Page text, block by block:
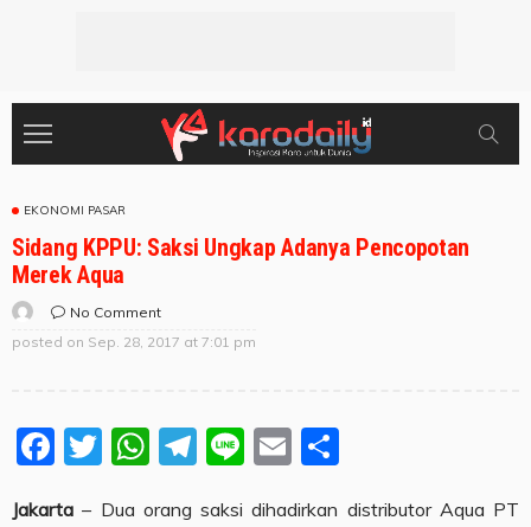
EKONOMI PASAR
Sidang KPPU: Saksi Ungkap Adanya Pencopotan
Merek Aqua
No Comment
posted on Sep. 28, 2017 at 7:01 pm
Facebook
Twitter
WhatsApp
Telegram
LineEmail
Jakarta – Dua orang saksi dihadirkan distributor Aqua PT